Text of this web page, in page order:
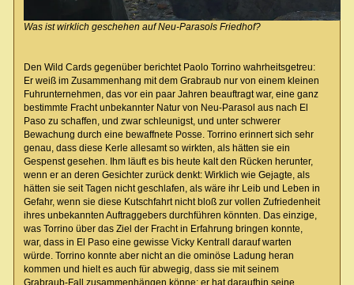
Was ist wirklich geschehen auf Neu-Parasols Friedhof?
Den Wild Cards gegenüber berichtet Paolo Torrino wahrheitsgetreu:
Er weiß im Zusammenhang mit dem Grabraub nur von einem kleinen
Fuhrunternehmen, das vor ein paar Jahren beauftragt war, eine ganz
bestimmte Fracht unbekannter Natur von Neu-Parasol aus nach El
Paso zu schaffen, und zwar schleunigst, und unter schwerer
Bewachung durch eine bewaffnete Posse. Torrino erinnert sich sehr
genau, dass diese Kerle allesamt so wirkten, als hätten sie ein
Gespenst gesehen. Ihm läuft es bis heute kalt den Rücken herunter,
wenn er an deren Gesichter zurück denkt: Wirklich wie Gejagte, als
hätten sie seit Tagen nicht geschlafen, als wäre ihr Leib und Leben in
Gefahr, wenn sie diese Kutschfahrt nicht bloß zur vollen Zufriedenheit
ihres unbekannten Auftraggebers durchführen könnten. Das einzige,
was Torrino über das Ziel der Fracht in Erfahrung bringen konnte,
war, dass in El Paso eine gewisse Vicky Kentrall darauf warten
würde. Torrino konnte aber nicht an die ominöse Ladung heran
kommen und hielt es auch für abwegig, dass sie mit seinem
Grabraub-Fall zusammenhängen könne; er hat daraufhin seine